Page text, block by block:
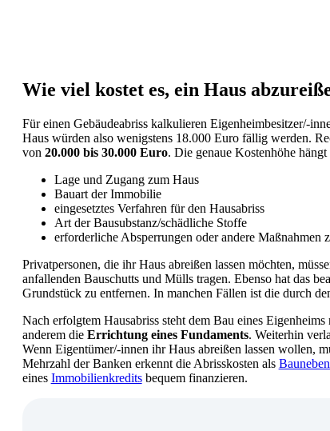
Wie viel kostet es, ein Haus
Für einen Gebäudeabriss kalkulieren Eigenheimbesitzer/-
Haus würden also wenigstens 18.000 Euro fällig werden.
von 20.000 bis 30.000 Euro. Die genaue Kostenhöhe
Lage und Zugang zum Haus
Bauart der Immobilie
eingesetztes Verfahren für den Hausabriss
Art der Bausubstanz/schädliche Stoffe
erforderliche Absperrungen oder andere Maßnahmen
Privatpersonen, die ihr Haus abreißen lassen möchten,
anfallenden Bauschutts und Mülls tragen. Ebenso hat das
Grundstück zu entfernen. In manchen Fällen ist die durch
Nach erfolgtem Hausabriss steht dem Bau eines
anderem die Errichtung eines Fundaments. Weiterhin
Wenn Eigentümer/-innen ihr Haus abreißen lassen wollen,
Mehrzahl der Banken erkennt die Abrisskosten als
eines Immobilienkreditsbequem finanzieren.